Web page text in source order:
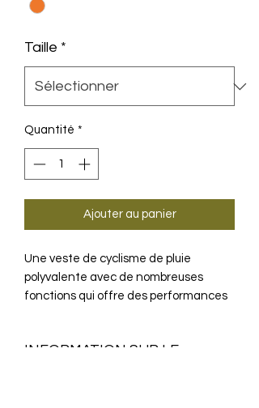
Taille *
Quantité *
Ajouter au panier
Une veste de cyclisme de pluie
polyvalente avec de nombreuses
fonctions qui offre des performances
INFORMATION SUR LE